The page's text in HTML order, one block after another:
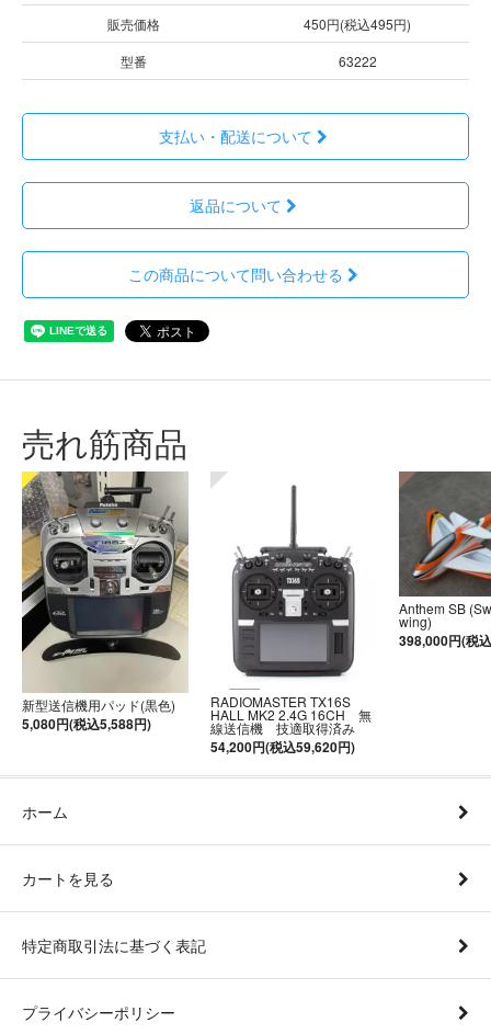
販売価格
450円(税込495円)
型番
63222
支払い・配送について
返品について
この商品について問い合わせる
売れ筋商品
新型送信機用パッド(黒色)
5,080円(税込5,588円)
RADIOMASTER TX16S
HALL MK2 2.4G 16CH 無
線送信機 技適取得済み
54,200円(税込59,620円)
Anthem SB
wing)
398,000円(税
ホーム
カートを見る
特定商取引法に基づく表記
プライバシーポリシー